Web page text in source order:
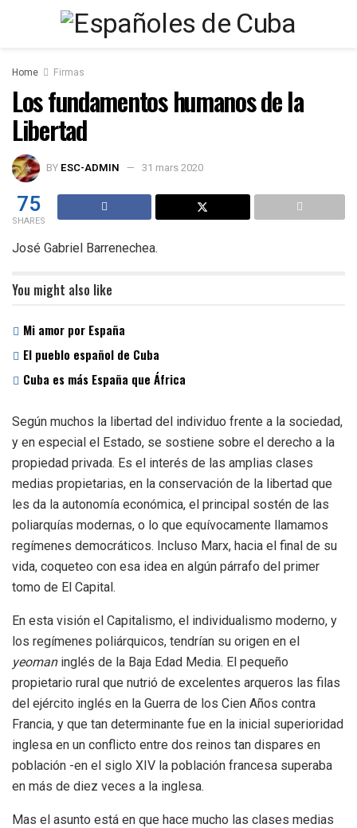
Home Firmas
Los fundamentos humanos de la
Libertad
BY ESC-ADMIN 31 mars 2020
75
SHARES
José Gabriel Barrenechea.
You might also like
Mi amor por España
El pueblo español de Cuba
Cuba es más España que África
Según muchos la libertad del individuo frente a la sociedad,
y en especial el Estado, se sostiene sobre el derecho a la
propiedad privada. Es el interés de las amplias clases
medias propietarias, en la conservación de la libertad que
les da la autonomía económica, el principal sostén de las
poliarquías modernas, o lo que equívocamente llamamos
regímenes democráticos. Incluso Marx, hacia el final de su
vida, coqueteo con esa idea en algún párrafo del primer
tomo de El Capital.
En esta visión el Capitalismo, el individualismo moderno, y
los regímenes poliárquicos, tendrían su origen en el
yeomaninglés de la Baja Edad Media. El pequeño
propietario rural que nutrió de excelentes arqueros las filas
del ejército inglés en la Guerra de los Cien Años contra
Francia, y que tan determinante fue en la inicial superioridad
inglesa en un conflicto entre dos reinos tan dispares en
población -en el siglo XIV la población francesa superaba
en más de diez veces a la inglesa.
Mas el asunto está en que hace mucho las clases medias